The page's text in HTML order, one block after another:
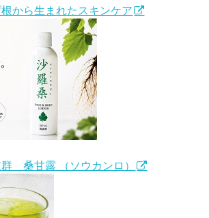
から生まれたスキンケア
桑甘露 （ソウカンロ）